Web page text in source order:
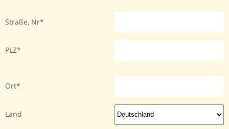
Straße, Nr
PLZ
Ort
Land